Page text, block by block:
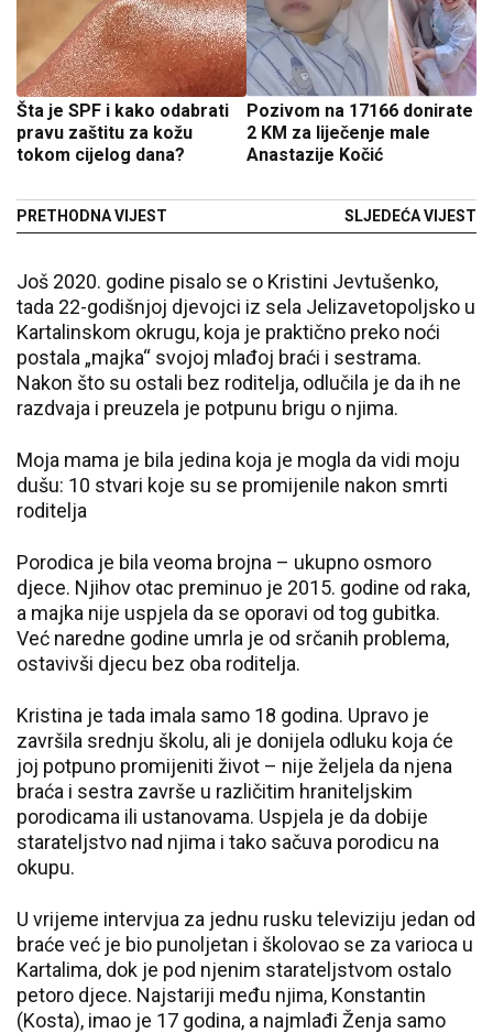
Šta je SPF i kako odabrati
pravu zaštitu za kožu
tokom cijelog dana?
PRETHODNA VIJEST
Pozivom na 17166 donirate
2 KM za liječenje male
Anastazije Kočić
SLJEDEĆA VIJEST
Još 2020. godine pisalo se o Kristini Jevtušenko,
tada 22-godišnjoj djevojci iz sela Jelizavetopoljsko u
Kartalinskom okrugu, koja je praktično preko noći
postala „majka“ svojoj mlađoj braći i sestrama.
Nakon što su ostali bez roditelja, odlučila je da ih ne
razdvaja i preuzela je potpunu brigu o njima.
Moja mama je bila jedina koja je mogla da vidi moju
dušu: 10 stvari koje su se promijenile nakon smrti
roditelja
Porodica je bila veoma brojna – ukupno osmoro
djece. Njihov otac preminuo je 2015. godine od raka,
a majka nije uspjela da se oporavi od tog gubitka.
Već naredne godine umrla je od srčanih problema,
ostavivši djecu bez oba roditelja.
Kristina je tada imala samo 18 godina. Upravo je
završila srednju školu, ali je donijela odluku koja će
joj potpuno promijeniti život – nije željela da njena
braća i sestra završe u različitim hraniteljskim
porodicama ili ustanovama. Uspjela je da dobije
starateljstvo nad njima i tako sačuva porodicu na
okupu.
U vrijeme intervjua za jednu rusku televiziju jedan od
braće već je bio punoljetan i školovao se za varioca u
Kartalima, dok je pod njenim starateljstvom ostalo
petoro djece. Najstariji među njima, Konstantin
(Kosta), imao je 17 godina, a najmlađi Ženja samo